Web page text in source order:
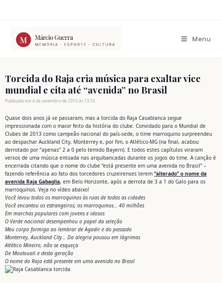
conteúdo
Menu
Torcida do Raja cria música para exaltar vice
mundial e cita até “avenida” no Brasil
Publicado em 4 de setembro de 2015 às 13:16
Quase dois anos já se passaram, mas a torcida do Raja Casablanca segue
impressionada com o maior feito da história do clube. Convidado para o Mundial de
Clubes de 2013 como campeão nacional do país-sede, o time marroquino surpreendeu
ao despachar Auckland City, Monterrey e, por fim, o Atlético-MG (na final, acabou
derrotado por “apenas” 2 a 0 pelo temido Bayern). E todos estes capítulos viraram
versos de uma música entoada nas arquibancadas durante os jogos do time. A canção é
encerrada citando que o nome do clube “está presente em uma avenida no Brasil” –
fazendo referência ao fato dos torcedores cruzeirenses terem “alterado” o nome da
avenida Raja Gabaglia, em Belo Horizonte, após a derrota de 3 a 1 do Galo para os
marroquinos. Veja no vídeo abaixo!
Você levou todos os marroquinos às ruas de todas as cidades
Você encantou os estrangeiros, os marroquinos… 40 milhões
Em marchas populares com jovens e idosos
O Verde nacional desempenhou o papel da seleção
Meu corpo formiga ao lembrar de Agadir e do passado
Monterrey, Auckland City… Da alegria pousou em lágrimas
Atlético Mineiro, não se esqueça
De Moutouali e desta geração
O nome do Raja está presente em uma avenida no Brasil